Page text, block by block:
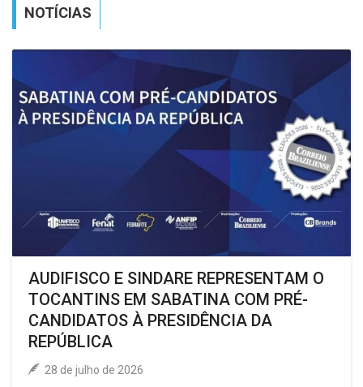
CONTATO
NOTÍCIAS
AUDIFISCO E SINDARE REPRESENTAM O
TOCANTINS EM SABATINA COM PRÉ-
CANDIDATOS À PRESIDÊNCIA DA
REPÚBLICA
28 de julho de 2026